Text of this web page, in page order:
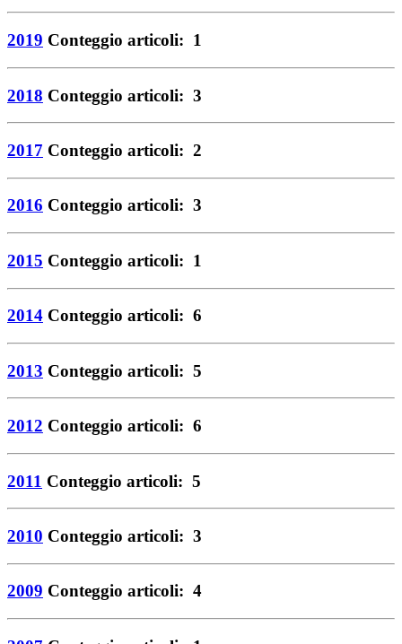
2019 Conteggio articoli: 1
2018 Conteggio articoli: 3
2017 Conteggio articoli: 2
2016 Conteggio articoli: 3
2015 Conteggio articoli: 1
2014 Conteggio articoli: 6
2013 Conteggio articoli: 5
2012 Conteggio articoli: 6
2011 Conteggio articoli: 5
2010 Conteggio articoli: 3
2009 Conteggio articoli: 4